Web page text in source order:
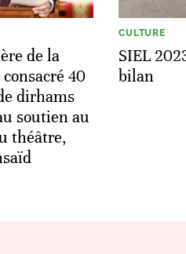
de la
40
dirhams
soutien au
théâtre,
CULTURE
SIEL
bilan